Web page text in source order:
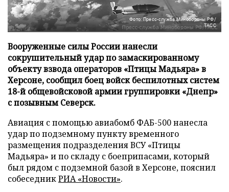
Фото: Пресс-служба Минобороны РФ/
ТАСС
Вооруженные силы России нанесли
сокрушительный удар по замаскированному
объекту взвода операторов «Птицы Мадьяра» в
Херсоне, сообщил боец войск беспилотных систем
18-й общевойсковой армии группировки «Днепр»
с позывным Северск.
Авиация с помощью авиабомб ФАБ-500 нанесла
удар по подземному пункту временного
размещения подразделения ВСУ «Птицы
Мадьяра» и по складу с боеприпасами, который
был рядом с подземной базой в Херсоне, пояснил
собеседникРИА «Новости».